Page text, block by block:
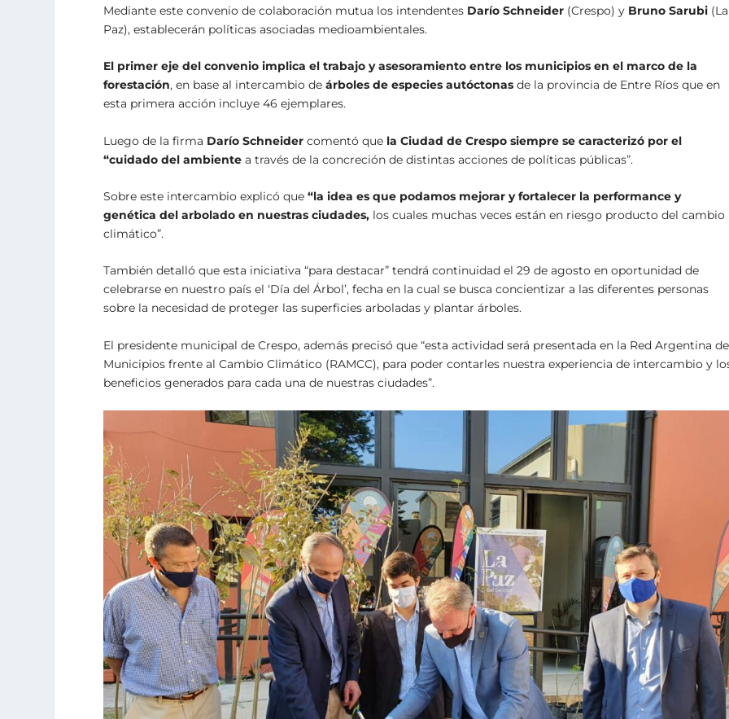
Mediante este convenio de colaboración mutua los intendentes Darío Schneider (Crespo) y Bruno Sarubi (La
Paz), establecerán políticas asociadas medioambientales.
El primer eje del convenio implica el trabajo y asesoramiento entre los municipios en el marco de la
forestación, en base al intercambio deárboles de especies autóctonas de la provincia de Entre Ríos que en
esta primera acción incluye 46 ejemplares.
Luego de la firma Darío Schneider comentó que la Ciudad de Crespo siempre se caracterizó por el
“cuidado del ambiente a través de la concreción de distintas acciones de políticas públicas”.
Sobre este intercambio explicó que“la idea es que podamos mejorar y fortalecer la performance y
genética del arbolado en nuestras ciudades, los cuales muchas veces están en riesgo producto del cambio
climático”.
También detalló que esta iniciativa “para destacar” tendrá continuidad el 29 de agosto en oportunidad de
celebrarse en nuestro país el ‘Día del Árbol’, fecha en la cual se busca concientizar a las diferentes personas
sobre la necesidad de proteger las superficies arboladas y plantar árboles.
El presidente municipal de Crespo, además precisó que “esta actividad será presentada en la Red Argentina de
Municipios frente al Cambio Climático (RAMCC), para poder contarles nuestra experiencia de intercambio y
beneficios generados para cada una de nuestras ciudades”.